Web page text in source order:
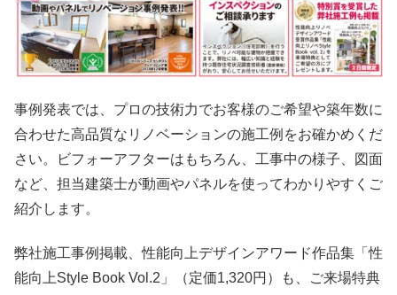
事例発表では、プロの技術力でお客様のご希望や築年数に
合わせた高品質なリノベーションの施工例をお確かめくだ
さい。ビフォーアフターはもちろん、工事中の様子、図面
など、担当建築士が動画やパネルを使ってわかりやすくご
紹介します。
弊社施工事例掲載、性能向上デザインアワード作品集「性
能向上Style Book Vol.2」（定価1,320円）も、ご来場特典